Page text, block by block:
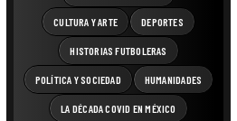
CULTURA Y ARTE DEPORTES
HISTORIAS FUTBOLERAS
POLÍTICA Y SOCIEDAD HUMANIDADES
LA DÉCADA COVID EN MÉXICO